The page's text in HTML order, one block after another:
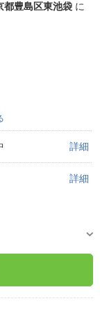
都豊島区東池袋 に
詳細
詳細